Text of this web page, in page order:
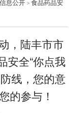
息公开 >食品药品安
，陆丰市市
安全“你点我
线，您的意
的参与！